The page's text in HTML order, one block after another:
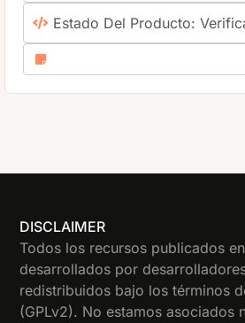
Estado Del Producto:
DISCLAIMER
Todos los recursos publicados
desarrollados por
redistribuidos bajo los términos
(GPLv2). No estamos asociados